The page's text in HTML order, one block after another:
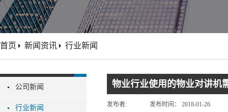
公司新闻
行业新闻
首页 新闻资讯 行业新闻
物业行业使用的物业对讲机
发布者: 发布时间： 2018-01-26